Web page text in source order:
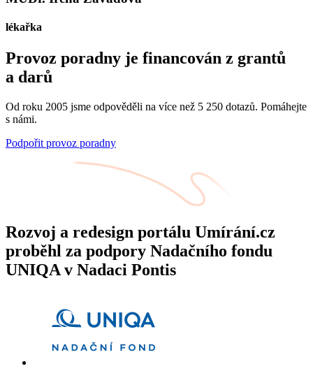
lékařka
Provoz poradny je financován z grantů
a darů
Od roku 2005 jsme odpověděli na více než 5 250 dotazů. Pomáhejte
s námi.
Podpořit provoz poradny
Rozvoj a redesign portálu Umírání.cz
proběhl za podpory Nadačního fondu
UNIQA v Nadaci Pontis